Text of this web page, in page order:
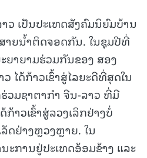
ວ ເປັນປະເທດສັງຄົມນິຍົມບ້ານ
າຍນໍ້າຕິດຈອດກັນ. ໃນຊຸມປີທີ່
ຍາຍາມຮ່ວມກັນຂອງ ສອງ
ໄດ້ກ້າວເຂົ້າສູ່ໄລຍະດີທີ່ສຸດໃນ
ວມຊາຕາກຳ ຈີນ-ລາວ ທີ່ມີ
າວເຂົ້າສູ່ລວງເລິກຢ່າງບໍ່
ດຢ່າງຫຼວງຫຼາຍ. ໃນ
ການຢູ່ປະເທດອ້ອມຂ້າງ ແລະ